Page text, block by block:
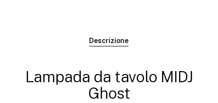
Descrizione
Lampada da tavolo MIDJ
Ghost